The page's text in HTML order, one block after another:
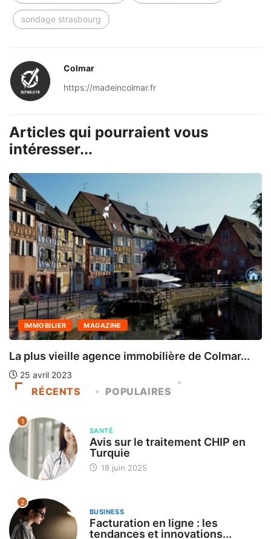
sondage strasbourg
Colmar
https://madeincolmar.fr
Articles qui pourraient vous
intéresser...
IMMOBILIER MAGAZINE
La plus vieille agence immobilière de Colmar...
25 avril 2023
RÉCENTS POPULAIRES
1
SANTÉ
Avis sur le traitement CHIP en
Turquie
18 juin 2025
2
BUSINESS
Facturation en ligne : les
tendances et innovations...